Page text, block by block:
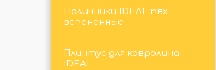
Наличники IDEAL пвх
вспененные
Плинтус для ковролина
IDEAL